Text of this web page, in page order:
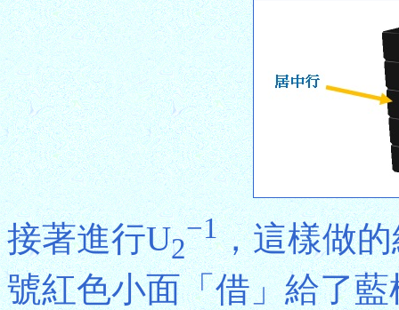
接著進行U2
−1，這樣做
號紅色小面「借」給了